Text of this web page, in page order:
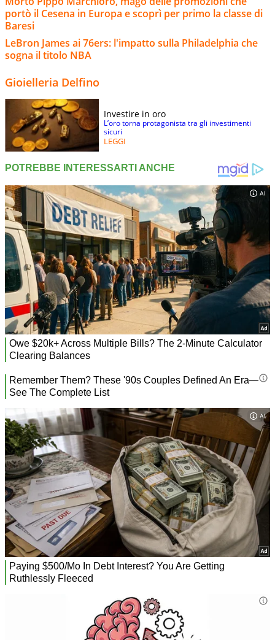
portò il Cesena in Europa e scoprì per primo la classe di
Baresi
LeBron James ai 76ers: l'impatto sulla Philadelphia che
sogna il titolo NBA
Gioielleria Delfino
Investire in oro
L’oro torna protagonista tra gli investimenti
sicuri
LEGGI